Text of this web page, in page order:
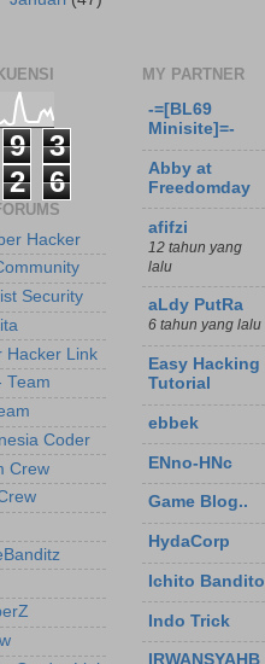
9
3
2 6
Hacker
Security
Hacker Link
Team
Coder
Crew
MY PARTNER
-=[BL69
Minisite]=-
Abby at
Freedomday
afifzi
12 tahun yang
lalu
aLdy PutRa
6 tahun yang lalu
Easy Hacking
Tutorial
ebbek
ENno-HNc
Game Blog..
HydaCorp
Ichito Bandito
Indo Trick
IRWANSYAHB